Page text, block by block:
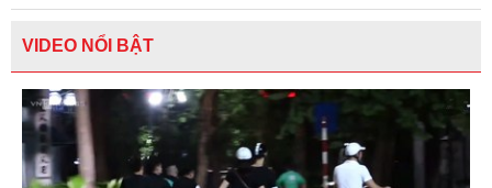
VIDEO NỔI BẬT